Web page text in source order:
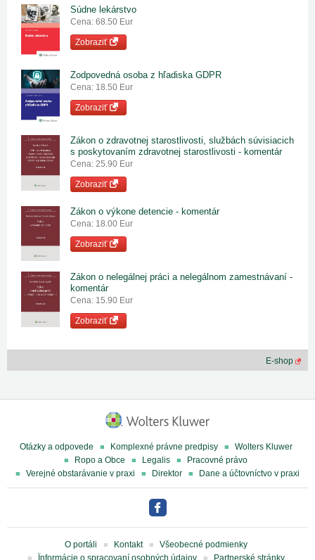
Súdne lekárstvo
Cena: 68.50 Eur
Zobraziť
Zodpovedná osoba z hľadiska GDPR
Cena: 18.50 Eur
Zobraziť
Zákon o zdravotnej starostlivosti, službách súvisiacich
s poskytovaním zdravotnej starostlivosti - komentár
Cena: 25.90 Eur
Zobraziť
Zákon o výkone detencie - komentár
Cena: 18.00 Eur
Zobraziť
Zákon o nelegálnej práci a nelegálnom zamestnávaní -
komentár
Cena: 15.90 Eur
Zobraziť
E-shop
Otázky a odpovede Komplexné právne predpisy
Wolters Kluwer
Ropo a Obce
Legalis
Pracovné právo
Verejné obstarávanie v praxi
Direktor Dane a účtovníctvo v praxi
O portáli Kontakt
Všeobecné podmienky